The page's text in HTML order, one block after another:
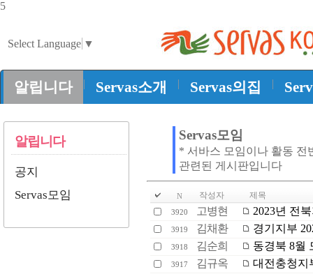
5
Select Language ▼
알립니다 | Servas소개 | Servas의집 |
알립니다
공지
Servas모임
Servas모임
* 서바스 모임이나 활동 전
관련된 게시판입니다
N 작성자 제목
3920 고병현 2023년 전
3919 김채환 경기지부
3918 김순희 동경북 8월
3917 김규옥 대전충청지